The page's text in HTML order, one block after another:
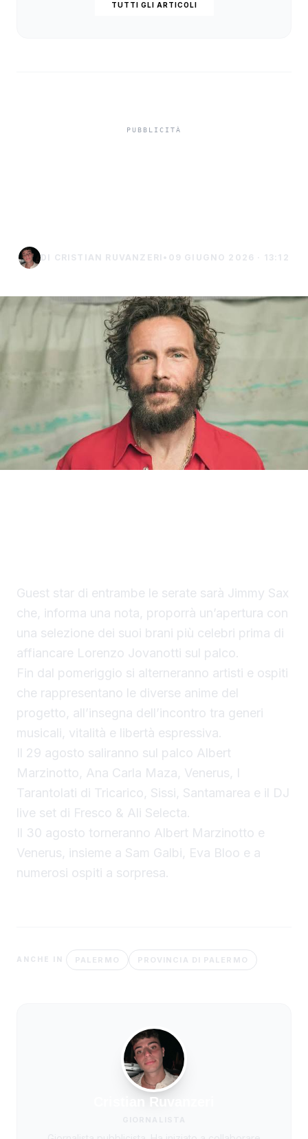
TUTTI GLI ARTICOLI
DI CRISTIAN RUVANZERI • 09 GIUGNO 2026 · 13:12
Guest star di entrambe le serate sarà Jimmy Sax
che, informa una nota, proporrà un’apertura con
una selezione dei suoi brani più celebri prima di
affiancare Lorenzo Jovanotti sul palco.
Fin dal pomeriggio si alterneranno artisti e ospiti
che rappresentano le diverse anime del
progetto, all’insegna dell’incontro tra generi
musicali, vitalità e libertà espressiva.
Il 29 agosto saliranno sul palco Albert
Marzinotto, Ana Carla Maza, Venerus, I
Tarantolati di Tricarico, Sissi, Santamarea e il DJ
live set di Fresco & Ali Selecta.
Il 30 agosto torneranno Albert Marzinotto e
Venerus, insieme a Sam Galbi, Eva Bloo e a
numerosi ospiti a sorpresa.
ANCHE IN PALERMO PROVINCIA DI PALERMO
Cristian Ruvanzeri